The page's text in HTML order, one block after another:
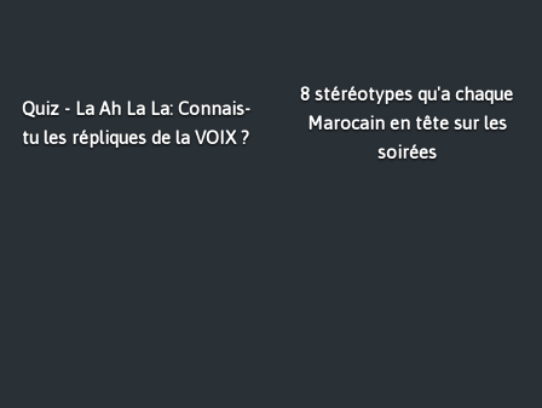
Quiz - La Ah La La: Connais-
tu les répliques de la VOIX ?
8 stéréotypes qu'a chaque
Marocain en tête sur les
soirées